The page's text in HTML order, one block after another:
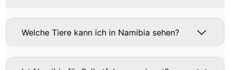
Welche Tiere kann ich in Namibia sehen?